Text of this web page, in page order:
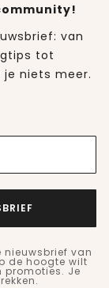
van
tot
niets meer.
van
de hoogte wilt
promoties. Je